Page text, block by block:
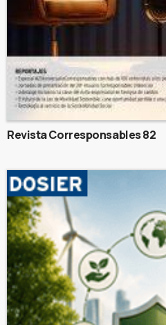
Revista Corresponsables 82